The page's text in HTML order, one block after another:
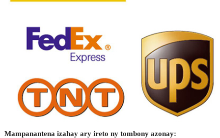
Mampanantena izahay ary ireto ny tombony azonay: